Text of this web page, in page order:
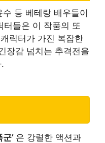
등 베테랑 배우들이
터들은 이 작품의 또
릭터가 가진 복잡한
장감 넘치는 추격전을
군’ 은 강렬한 액션과